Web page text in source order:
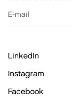
LinkedIn
Instagram
Facebook